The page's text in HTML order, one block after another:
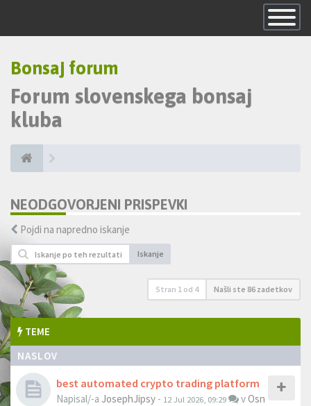
Skrij
navigacijo
Bonsaj forum
Forum slovenskega bonsaj
kluba
NEODGOVORJENI PRISPEVKI
Pojdi na napredno iskanje
Iskanje
Stran 1 od 4 Našli ste 86 zadetkov
TEME
NASLOV
best automated crypto trading platform
Napisal/-a JosephJipsy - 12 Jul 2026, 09:29 vOsn